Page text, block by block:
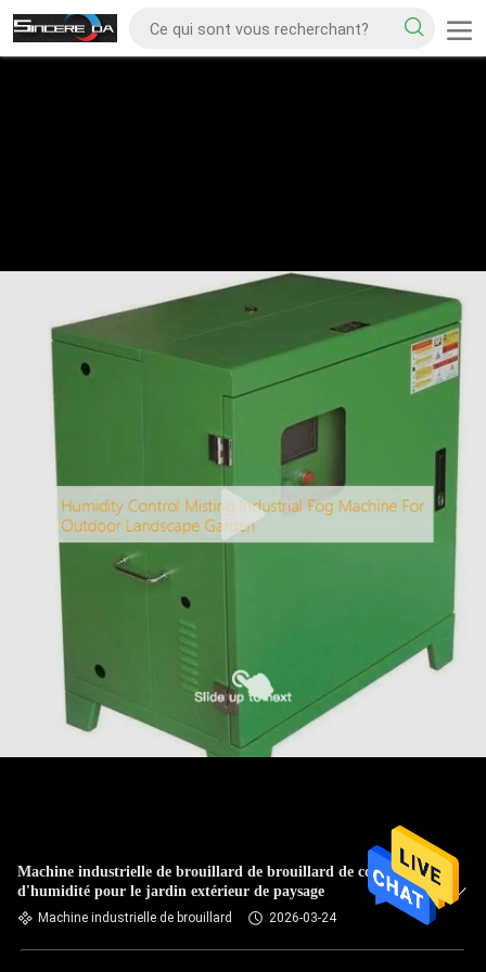
Machine industrielle de brouillard de brouillard de contrôle
d'humidité pour le jardin extérieur de paysage
Machine industrielle de brouillard 2026-03-24